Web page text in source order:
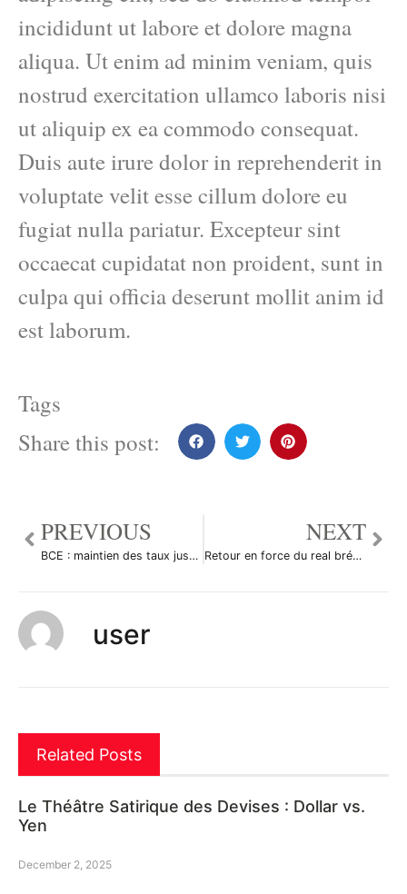
incididunt ut labore et dolore magna
aliqua. Ut enim ad minim veniam, quis
nostrud exercitation ullamco laboris nisi
ut aliquip ex ea commodo consequat.
Duis aute irure dolor in reprehenderit in
voluptate velit esse cillum dolore eu
fugiat nulla pariatur. Excepteur sint
occaecat cupidatat non proident, sunt in
culpa qui officia deserunt mollit anim id
est laborum.
Tags
Share this post:
PREVIOUS
BCE : maintien des taux jusqu’en 2011
NEXT
Retour en force du real brésilien face à l’euro
user
Related Posts
Le Théâtre Satirique des Devises : Dollar vs.
Yen
December 2, 2025